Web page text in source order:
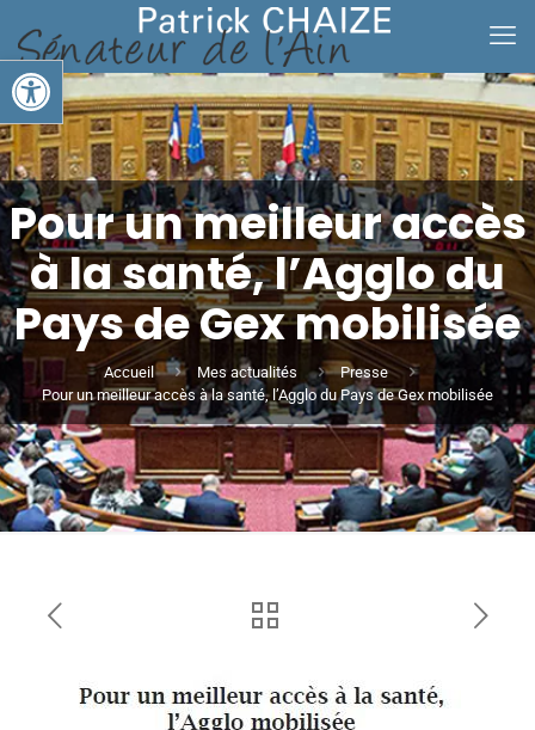
Ouvrir la barre d’outils
Pour un meilleur accès
à la santé, l’Agglo du
Pays de Gex mobilisée
Accueil Mes actualités
Presse
Pour un meilleur accès à la santé, l’Agglo du Pays de Gex mobilisée